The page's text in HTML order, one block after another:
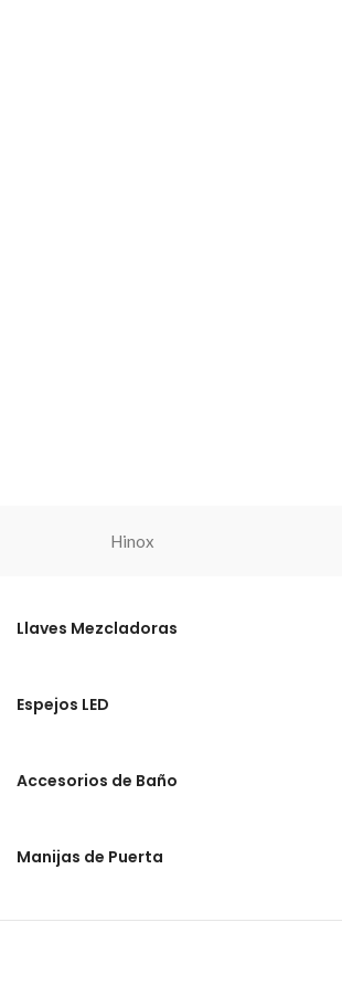
Hinox
Llaves Mezcladoras
Espejos LED
Accesorios de Baño
Manijas de Puerta